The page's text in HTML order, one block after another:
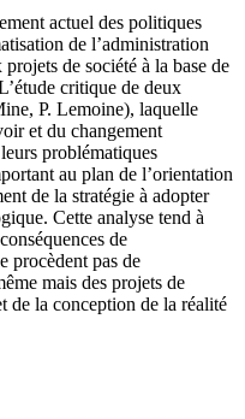
actuel des politiques
de l’administration
de société à la base de
critique de deux
P. Lemoine), laquelle
et du changement
problématiques
au plan de l’orientation
de la stratégie à adopter
Cette analyse tend à
de
procèdent pas de
mais des projets de
de la conception de la réalité